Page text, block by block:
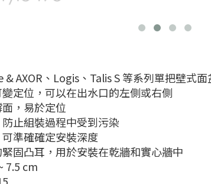
AXOR、Logis、Talis S 等系列單把壁式面
定位，可以在出水口的左側或右側
，易於定位
止組裝過程中受到污染
準確確定安裝深度
固凸耳，用於安裝在乾牆和實心牆中
7.5 cm